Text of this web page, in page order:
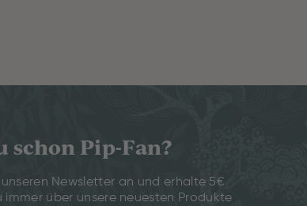
schon Pip-Fan?
Newsletter an und erhalte 5€
über unsere neuesten Produkte